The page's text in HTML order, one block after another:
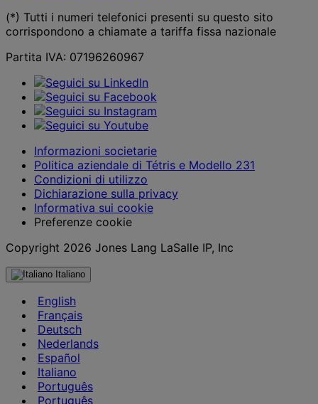
(*) Tutti i numeri telefonici presenti su questo sito
corrispondono a chiamate a tariffa fissa nazionale
Partita IVA: 07196260967
Informazioni societarie
Politica aziendale di Tétris e Modello 231
Condizioni di utilizzo
Dichiarazione sulla privacy
Informativa sui cookie
Preferenze cookie
Copyright 2026 Jones Lang LaSalle IP, Inc
Italiano
English
Français
Deutsch
Nederlands
Español
Italiano
Português
Português